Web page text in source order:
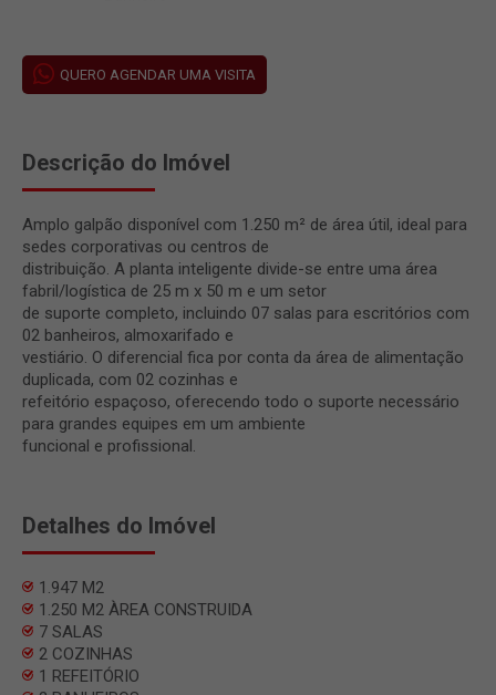
QUERO AGENDAR UMA VISITA
Descrição do Imóvel
Amplo galpão disponível com 1.250 m² de área útil, ideal para
sedes corporativas ou centros de
distribuição. A planta inteligente divide-se entre uma área
fabril/logística de 25 m x 50 m e um setor
de suporte completo, incluindo 07 salas para escritórios com
02 banheiros, almoxarifado e
vestiário. O diferencial fica por conta da área de alimentação
duplicada, com 02 cozinhas e
refeitório espaçoso, oferecendo todo o suporte necessário
para grandes equipes em um ambiente
funcional e profissional.
Detalhes do Imóvel
1.947 M2
1.250 M2 ÀREA CONSTRUIDA
7 SALAS
2 COZINHAS
1 REFEITÓRIO